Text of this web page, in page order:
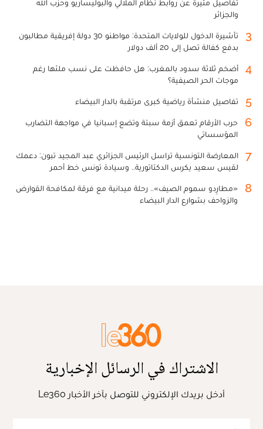
تفاصيل مثيرة عن روابط نظام الملالي والبوليساريو وحزب الله
والجزائر
3
تأشيرة الدخول للولايات المتحدة: مواطنو 30 دولة إفريقية مطالبون
بدفع كفالة تصل إلى 20 ألف دولار
4
أضخم ثلاثة سدود بالمغرب: هل حافظت على نسب ملئها رغم
موجات الحر الصيفية؟
5 تفاصيل منشأة رياضية كبرى مرتقبة بالدار البيضاء
6
حرب الأرقام تعمق أزمة سبتة وتضع إسبانيا في مواجهة التضارب
المؤسساتي
7
المعارضة التونسية تراسل الرئيس الجزائري عبد المجيد تبون: دعمك
لقيس سعيد يكرس الدكتاتورية.. وسيادة تونس خط أحمر
8
«مطارِدو سموم الصيف».. رحلة ميدانية مع فرقة لمكافحة القوارض
والزواحف بشوارع الدار البيضاء
الاشتراك في الرسائل الإخبارية
أدخل بريدك الإلكتروني للتوصل بآخر الأخبار Le360